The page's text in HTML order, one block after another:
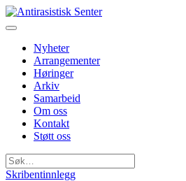
Nyheter
Arrangementer
Høringer
Arkiv
Samarbeid
Om oss
Kontakt
Støtt oss
Søk
etter:
Skribentinnlegg